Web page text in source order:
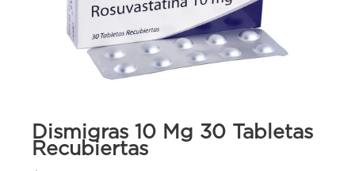
Dismigras 10 Mg 30 Tabletas
Recubiertas